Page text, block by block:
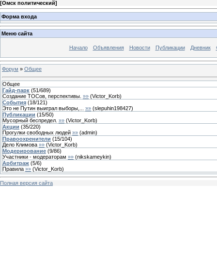
[Омск политический]
Форма входа
Меню сайта
Начало Объявления Новости Публикации Дневник
Форум » Общее
Общее
Гайд-парк (51/689)
Создание ТОСов, перспективы. »» (Victor_Korb)
События (18/121)
Это не Путин выиграл выборы,...
»» (slepuhin198427)
Публикации (15/50)
Мусорный беспредел. »» (Victor_Korb)
Акции (35/220)
Прогулки свободных людей »» (admin)
Правоохренители (15/104)
Дело Климова »» (Victor_Korb)
Модерирование (9/86)
Участники - модераторам »» (nikskameykin)
Арбитраж (5/6)
Правила »» (Victor_Korb)
Полная версия сайта